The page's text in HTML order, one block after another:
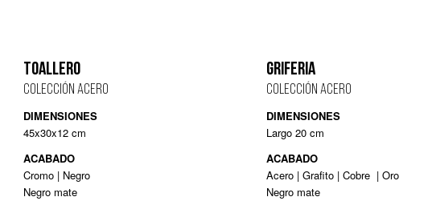
TOALLERO
COLECCIÓN ACERO
DIMENSIONES
45x30x12 cm
ACABADO
Cromo | Negro
Negro mate
GRIFERIA
COLECCIÓN ACERO
DIMENSIONES
Largo 20 cm
ACABADO
Acero | Grafito | Cobre | Oro
Negro mate